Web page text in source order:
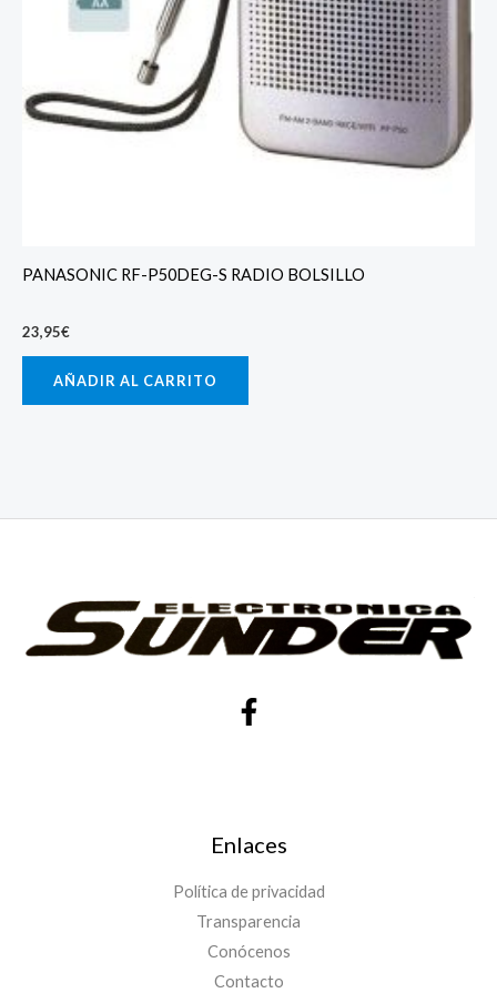
PANASONIC RF-P50DEG-S RADIO BOLSILLO
23,95€
AÑADIR AL CARRITO
Enlaces
Política de privacidad
Transparencia
Conócenos
Contacto